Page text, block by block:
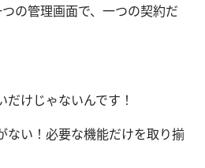
の管理画面で、一つの契約だ
けじゃないんです！
ない！必要な機能だけを取り揃